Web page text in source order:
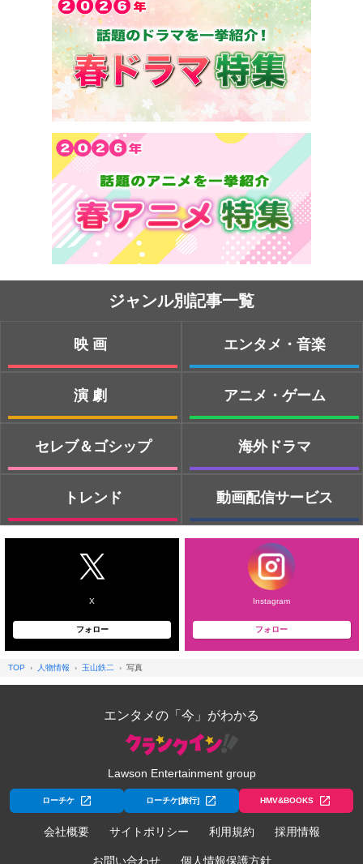
ジャンル別記事一覧
映画
演劇
セレブ＆ゴシップ
トレンド
エンタメ・音楽
アニメ・ゲーム
海外ドラマ
動画配信サービス
X
フォロー
Instagram
フォロー
TOP 人物情報 玉山鉄二 写真
エンタメの「今」がわかる
Lawson Entertainment group
ローチケ ローチケ[旅行] HMV&BOOKS
会社概要 サイトポリシー 利用規約 採用情報
お問い合わせ 個人情報保護方針